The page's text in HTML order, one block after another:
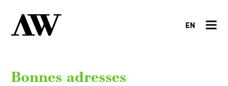
EN
Bonnes adresses